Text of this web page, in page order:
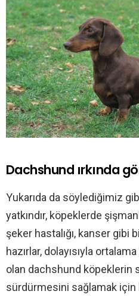
Dachshund ırkında
Yukarıda da söylediğimiz
yatkındır, köpeklerde
şeker hastalığı, kanser
hazırlar, dolayısıyla
olan dachshund köpeklerin
sürdürmesini sağlamak